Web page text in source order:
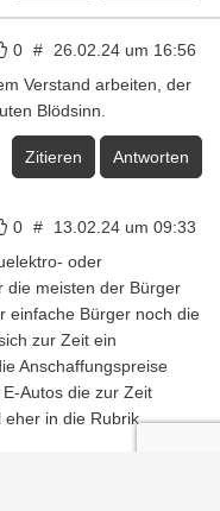
0 # 26.02.24 um 16:56
Verstand arbeiten, der
Blödsinn.
Zitieren Antworten
0 # 13.02.24 um 09:33
oder
die meisten der Bürger
einfache Bürger noch die
zur Zeit ein
Anschaffungspreise
Autos die zur Zeit
eher in die Rubrik
haben die Hersteller